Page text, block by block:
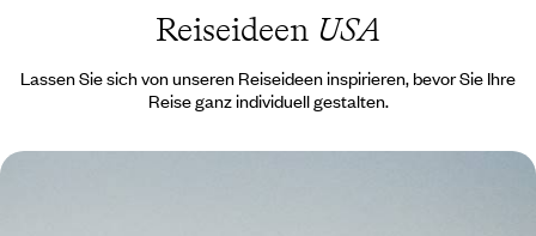
Reiseideen USA
Lassen Sie sich von unseren Reiseideen inspirieren, bevor Sie Ihre
Reise ganz individuell gestalten.